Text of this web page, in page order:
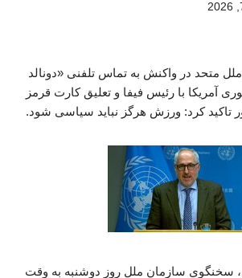
متحد در واکنش به تماس تلفنی «دونالد
آمریکا با رئیس فیفا و تعلیق کارت قرمز
تاکید کرد: ورزش هرگز نباید سیاسی شود.
سخنگوی سازمان ملل روز دوشنبه به وقت